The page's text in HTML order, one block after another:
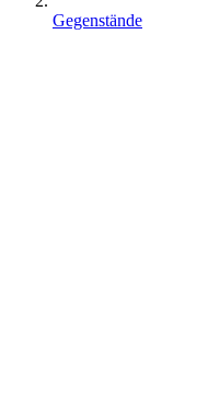
Gegenstände